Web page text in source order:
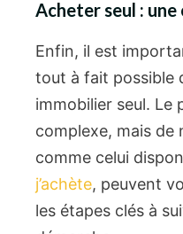
Acheter seul :
Enfin, il est
tout à fait possible
immobilier seul. Le
complexe, mais de
comme celui
j’achète, peuvent
les étapes clés à